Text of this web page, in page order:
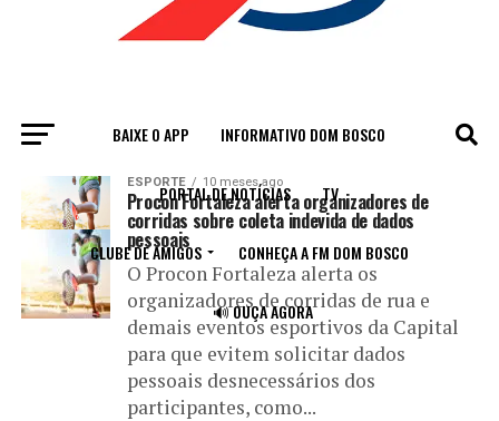
BAIXE O APP INFORMATIVO DOM BOSCO
PORTAL DE NOTÍCIAS TV
CLUBE DE AMIGOS CONHEÇA A FM DOM BOSCO
🔊 OUÇA AGORA
All posts tagged "corridas"
ESPORTE 10 meses ago
Procon Fortaleza alerta organizadores de
corridas sobre coleta indevida de dados
pessoais
O Procon Fortaleza alerta os
organizadores de corridas de rua e
demais eventos esportivos da Capital
para que evitem solicitar dados
pessoais desnecessários dos
participantes, como...